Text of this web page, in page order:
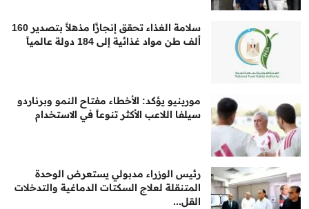
سلامة الغذاء تحقق إنجازًا مذهلاً بتصدير 160
ألف طن مواد غذائية إلى 184 دولة عالمياً
مورينيو يؤكد: الأخطاء مفتاح النمو وبرناردو
سيلفا اللاعب الأكثر تنوعاً في الاستخدام
رئيس الوزراء مدبولي يستعرض الوحدة
المتنقلة لعلاج السكتات الدماغية والتدخلات
القل...